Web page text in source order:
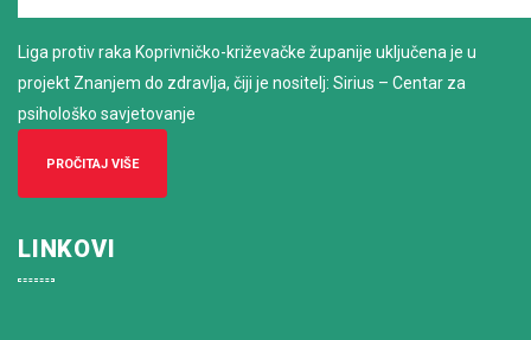
Liga protiv raka Koprivničko-križevačke županije uključena je u
projekt Znanjem do zdravlja, čiji je nositelj: Sirius – Centar za
psihološko savjetovanje
PROČITAJ VIŠE
LINKOVI